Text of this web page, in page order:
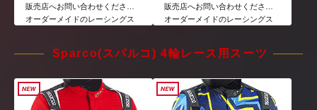
販売店へお問い合わせください
オーダーメイドのレーシングス
販売店へお問い合わせください
オーダーメイドのレーシングス
Sparco(スパルコ) 4輪レース用スーツ